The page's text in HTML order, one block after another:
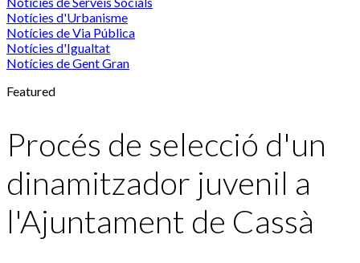
Notícies d'Urbanisme
Notícies de Via Pública
Notícies d'Igualtat
Notícies de Gent Gran
Featured
Procés de selecció d'un
dinamitzador juvenil a
l'Ajuntament de Cassà